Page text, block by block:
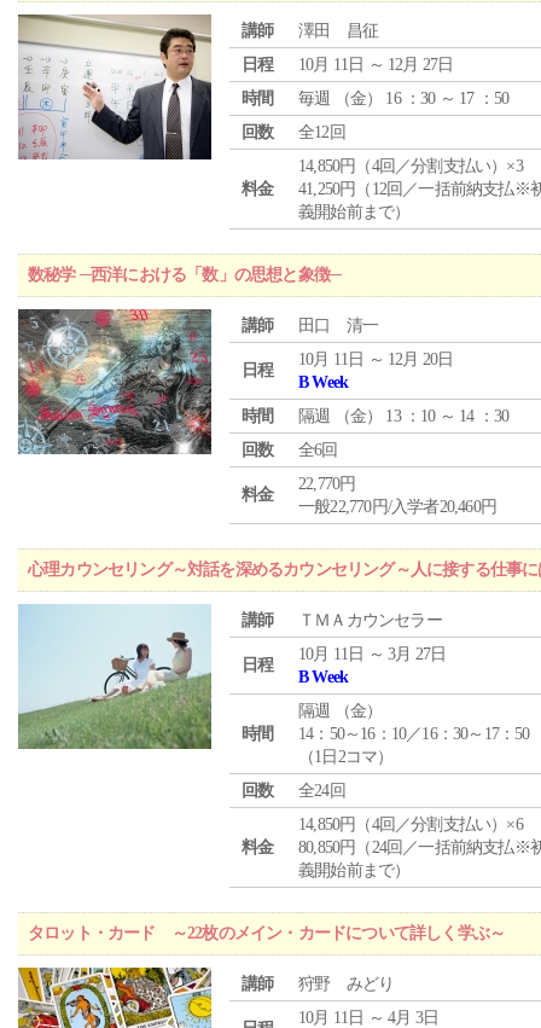
講師
澤田 昌征
日程
10月 11日 ～ 12月 27日
時間
毎週 （金） 16 ：30 ～ 17 ：50
回数
全12回
料金
14,850円（4回／分割支払い）×3
41,250円（12回／一括前納支払※
義開始前まで）
数秘学 ─西洋における「数」の思想と象徴─
講師 田口 清一
日程
10月 11日 ～ 12月 20日
B Week
時間
隔週 （金） 13 ：10 ～ 14 ：30
回数
全6回
料金
22,770円
一般22,770円/入学者20,460円
心理カウンセリング～対話を深めるカウンセリング～人に接する仕事
講師 ＴＭＡカウンセラー
日程
10月 11日 ～ 3月 27日
B Week
時間
隔週 （金）
14：50～16：10／16：30～17：50
（1日2コマ）
回数
全24回
料金
14,850円（4回／分割支払い）×6
80,850円（24回／一括前納支払※
義開始前まで）
タロット・カード ～22枚のメイン・カードについて詳しく学ぶ～
講師 狩野 みどり
10月 11日 ～ 4月 3日